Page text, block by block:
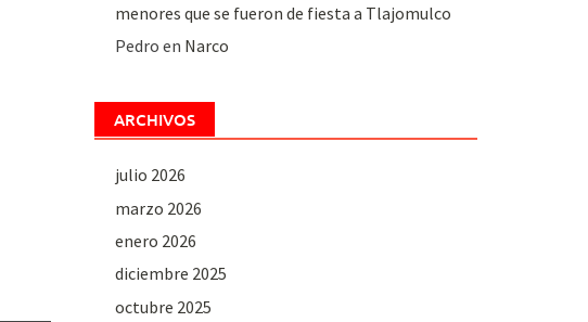
menores que se fueron de fiesta a Tlajomulco
Pedro en Narco
ARCHIVOS
julio 2026
marzo 2026
enero 2026
diciembre 2025
octubre 2025